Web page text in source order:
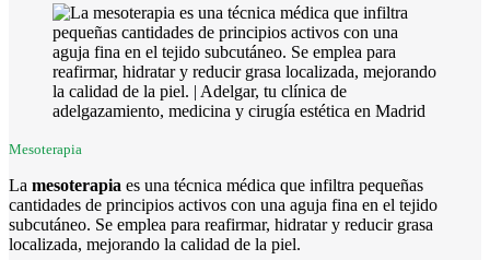
Mesoterapia
La mesoterapia es una técnica médica que infiltra pequeñas
cantidades de principios activos con una aguja fina en el tejido
subcutáneo. Se emplea para reafirmar, hidratar y reducir grasa
localizada, mejorando la calidad de la piel.